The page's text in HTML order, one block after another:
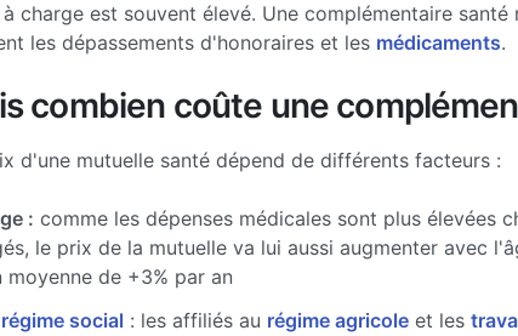
charge est souvent élevé. Une complémentaire santé
les dépassements d'honoraires et les médicaments.
combien coûte une
d'une mutuelle santé dépend de différents facteurs :
: comme les dépenses médicales sont plus élevées
le prix de la mutuelle va lui aussi augmenter avec
moyenne de +3% par an
social : les affiliés au régime agricoleet les